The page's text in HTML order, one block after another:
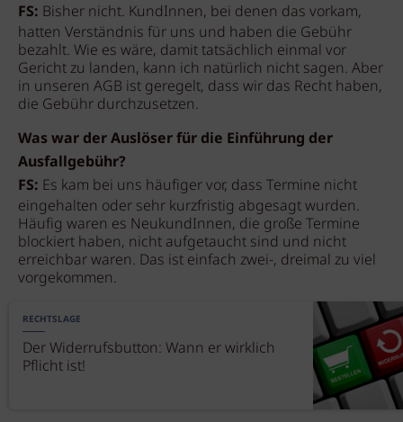
FS: Bisher nicht. KundInnen, bei denen das vorkam,
hatten Verständnis für uns und haben die Gebühr
bezahlt. Wie es wäre, damit tatsächlich einmal vor
Gericht zu landen, kann ich natürlich nicht sagen. Aber
in unseren AGB ist geregelt, dass wir das Recht haben,
die Gebühr durchzusetzen.
Was war der Auslöser für die Einführung der
Ausfallgebühr?
FS: Es kam bei uns häufiger vor, dass Termine nicht
eingehalten oder sehr kurzfristig abgesagt wurden.
Häufig waren es NeukundInnen, die große Termine
blockiert haben, nicht aufgetaucht sind und nicht
erreichbar waren. Das ist einfach zwei-, dreimal zu viel
vorgekommen.
RECHTSLAGE
Der Widerrufsbutton: Wann er wirklich
Pflicht ist!